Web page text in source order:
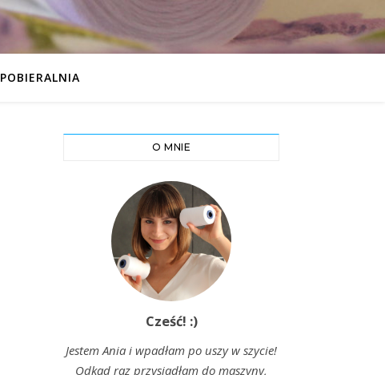
POBIERALNIA
O MNIE
Cześć! :)
Jestem Ania i wpadłam po uszy w szycie!
Odkąd raz przysiadłam do maszyny,